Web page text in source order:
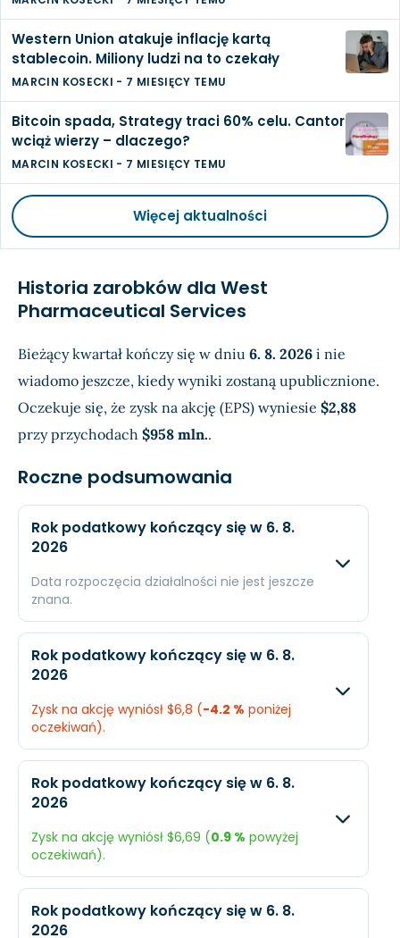
Western Union atakuje inflację kartą
stablecoin. Miliony ludzi na to czekały
MARCIN KOSECKI - 7 MIESIĘCY TEMU
Bitcoin spada, Strategy traci 60% celu. Cantor
wciąż wierzy – dlaczego?
MARCIN KOSECKI - 7 MIESIĘCY TEMU
Więcej aktualności
Historia zarobków dla West
Pharmaceutical Services
Bieżący kwartał kończy się w dniu 6. 8. 2026 i nie
wiadomo jeszcze, kiedy wyniki zostaną upublicznione.
Oczekuje się, że zysk na akcję (EPS) wyniesie $2,88
przy przychodach $958 mln..
Roczne podsumowania
Rok podatkowy kończący się w 6. 8.
2026
Data rozpoczęcia działalności nie jest jeszcze
znana.
Przychody
Dochód $1,02 mld.
EPS $14,01 N/A
Rok podatkowy kończący się w 6. 8.
2026
Zysk na akcję wyniósł $6,8 (-4.2 % poniżej
oczekiwań).
Przychody
Dochód $515,8 mln.
EPS $7,1 $6,8
Rok podatkowy kończący się w 6. 8.
2026
Zysk na akcję wyniósł $6,69 (0.9 % powyżej
oczekiwań).
Rok podatkowy kończący się w 6. 8.
2026